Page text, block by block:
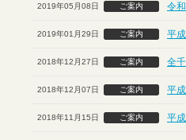
2019年05月08日 ご案内 令
2019年01月29日 ご案内 平
2018年12月27日 ご案内 全
2018年12月07日 ご案内 平
2018年11月15日 ご案内 平